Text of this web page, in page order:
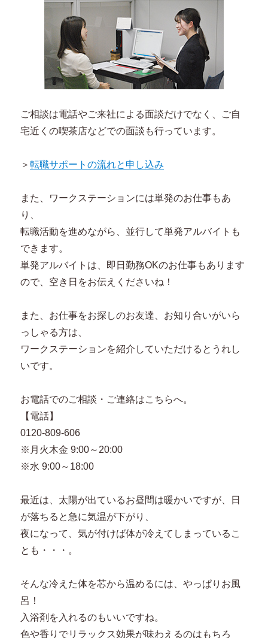
ご相談は電話やご来社による面談だけでなく、ご自
宅近くの喫茶店などでの面談も行っています。
＞転職サポートの流れと申し込み
また、ワークステーションには単発のお仕事もあ
り、
転職活動を進めながら、並行して単発アルバイトも
できます。
単発アルバイトは、即日勤務OKのお仕事もあります
ので、空き日をお伝えくださいね！
また、お仕事をお探しのお友達、お知り合いがいら
っしゃる方は、
ワークステーションを紹介していただけるとうれし
いです。
お電話でのご相談・ご連絡はこちらへ。
【電話】
0120-809-606
※月火木金 9:00～20:00
※水 9:00～18:00
最近は、太陽が出ているお昼間は暖かいですが、日
が落ちると急に気温が下がり、
夜になって、気が付けば体が冷えてしまっているこ
とも・・・。
そんな冷えた体を芯から温めるには、やっぱりお風
呂！
入浴剤を入れるのもいいですね。
色や香りでリラックス効果が味わえるのはもちろ